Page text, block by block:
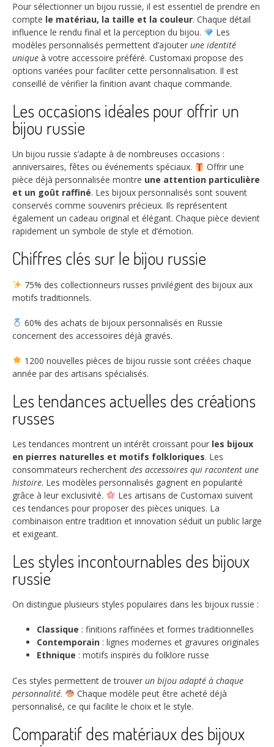
Pour sélectionner un bijou russie, il est essentiel de prendre en
compte le matériau, la taille et la couleur. Chaque détail
influence le rendu final et la perception du bijou.
Les
modèles personnalisés permettent d’ajouter une identité
unique à votre accessoire préféré. Customaxi propose des
options variées pour faciliter cette personnalisation. Il est
conseillé de vérifier la finition avant chaque commande.
Les occasions idéales pour offrir un
bijou russie
Un bijou russie s’adapte à de nombreuses occasions :
anniversaires, fêtes ou événements spéciaux.
Offrir une
pièce déjà personnalisée montre une attention particulière
et un goût raffiné. Les bijoux personnalisés sont souvent
conservés comme souvenirs précieux. Ils représentent
également un cadeau original et élégant. Chaque pièce devient
rapidement un symbole de style et d’émotion.
Chiffres clés sur le bijou russie
75% des collectionneurs russes privilégient des bijoux aux
motifs traditionnels.
60% des achats de bijoux personnalisés en Russie
concernent des accessoires déjà gravés.
1200 nouvelles pièces de bijou russie sont créées chaque
année par des artisans spécialisés.
Les tendances actuelles des créations
russes
Les tendances montrent un intérêt croissant pour les bijoux
en pierres naturelles et motifs folkloriques. Les
consommateurs recherchent des accessoires qui racontent une
histoire. Les modèles personnalisés gagnent en popularité
grâce à leur exclusivité.
Les artisans de Customaxi suivent
ces tendances pour proposer des pièces uniques. La
combinaison entre tradition et innovation séduit un public large
et exigeant.
Les styles incontournables des bijoux
russie
On distingue plusieurs styles populaires dans les bijoux russie :
Classique : finitions raffinées et formes traditionnelles
Contemporain : lignes modernes et gravures originales
Ethnique : motifs inspirés du folklore russe
Ces styles permettent de trouver un bijou adapté à chaque
personnalité.
Chaque modèle peut être acheté déjà
personnalisé, ce qui facilite le choix et le style.
Comparatif des matériaux des bijoux